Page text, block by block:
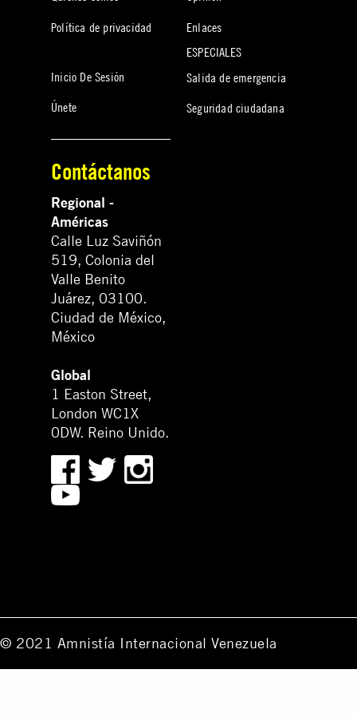
Política de privacidad
Inicio De Sesión
Únete
Enlaces
ESPECIALES
Salida de emergencia
Seguridad ciudadana
Contáctanos
Regional -
Américas
Calle Luz Saviñón
519, Colonia del
Valle Benito
Juárez, 03100.
Ciudad de México,
México
Global
1 Easton Street,
London WC1X
0DW. Reino Unido.
© 2021 Amnistía Internacional Venezuela